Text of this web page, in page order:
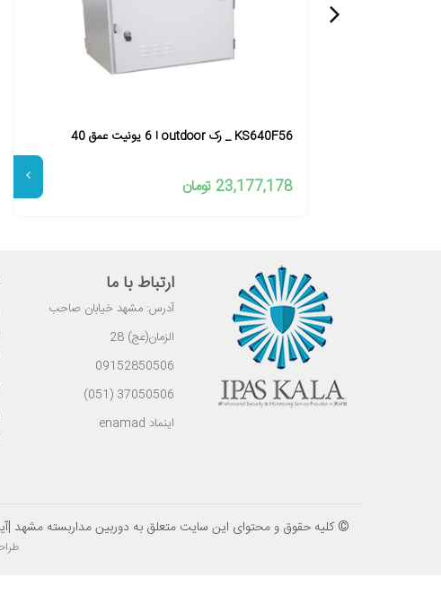
KS640F56 _ رک outdoor ا 6 یونیت عمق 40
23,177,178 تومان
ارتباط با ما
آدرس: مشهد خیابان صاحب
الزمان(عج) 28
09152850506
37050506 (051)
اینماد enamad
© کلیه حقوق و محتوای این سایت متعلق به دوربین مداربسته مشهد